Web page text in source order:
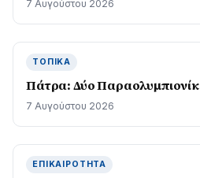
7 Αυγούστου 2026
ΤΟΠΙΚΆ
Πάτρα: Δύο
7 Αυγούστου 2026
ΕΠΙΚΑΙΡΌΤΗΤΑ